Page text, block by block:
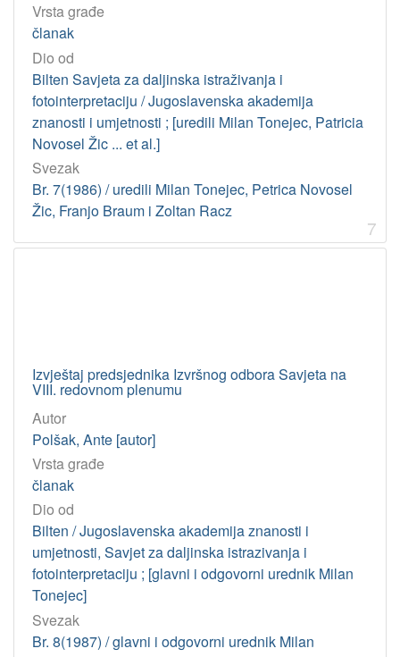
Vrsta građe
članak
Dio od
Bilten Savjeta za daljinska istraživanja i
fotointerpretaciju / Jugoslavenska akademija
znanosti i umjetnosti ; [uredili Milan Tonejec, Patricia
Novosel Žic ... et al.]
Svezak
Br. 7(1986) / uredili Milan Tonejec, Petrica Novosel
Žic, Franjo Braum i Zoltan Racz
7
Izvještaj predsjednika Izvršnog odbora Savjeta na
VIII. redovnom plenumu
Autor
Polšak, Ante [autor]
Vrsta građe
članak
Dio od
Bilten / Jugoslavenska akademija znanosti i
umjetnosti, Savjet za daljinska istrazivanja i
fotointerpretaciju ; [glavni i odgovorni urednik Milan
Tonejec]
Svezak
Br. 8(1987) / glavni i odgovorni urednik Milan